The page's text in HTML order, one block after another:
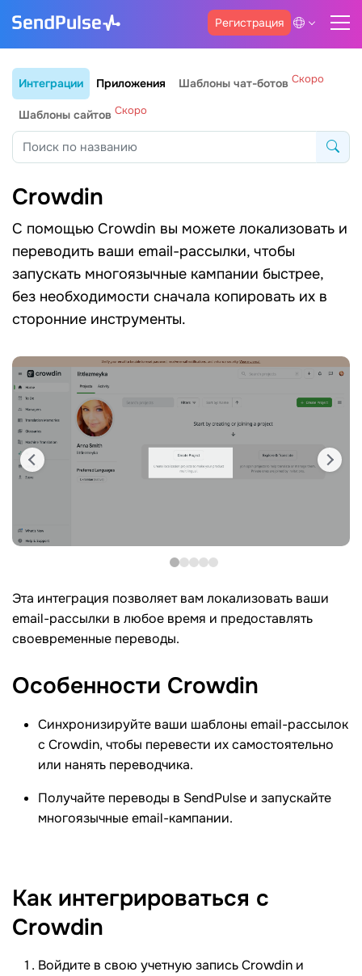
Регистрация
Интеграции Приложения Шаблоны чат-ботов Скоро
Шаблоны сайтов Скоро
Crowdin
С помощью Crowdin вы можете локализовать и
переводить ваши email-рассылки, чтобы
запускать многоязычные кампании быстрее,
без необходимости сначала копировать их в
сторонние инструменты.
Эта интеграция позволяет вам локализовать ваши
email-рассылки в любое время и предоставлять
своевременные переводы.
Особенности Crowdin
Синхронизируйте ваши шаблоны email-рассылок
с Crowdin, чтобы перевести их самостоятельно
или нанять переводчика.
Получайте переводы в SendPulse и запускайте
многоязычные email-кампании.
Как интегрироваться с
Crowdin
Войдите в свою учетную запись Crowdin и